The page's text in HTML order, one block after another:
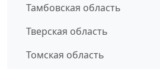
Тамбовская область
Тверская область
Томская область